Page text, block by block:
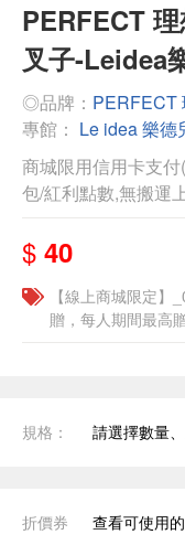
PERFECT
叉子-Leidea
◎品牌： PERFECT
專館： Le idea 樂德
商城限用信用卡支
包/紅利點數,無搬運
$ 40
【線上商城限定
贈，每人期間最高
規格： 請選擇數量
折價券 查看可使用